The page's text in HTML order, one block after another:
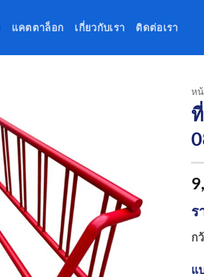
แคตตาล็อก เกี่ยวกับเรา ติดต่อเรา
ห
ร
ก
แ